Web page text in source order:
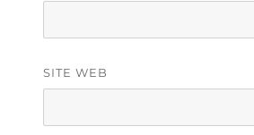
SITE WEB